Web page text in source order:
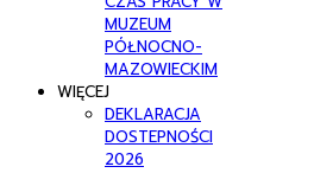
MUZEUM
PÓŁNOCNO-
MAZOWIECKIM
WIĘCEJ
DEKLARACJA
DOSTEPNOŚCI
2026